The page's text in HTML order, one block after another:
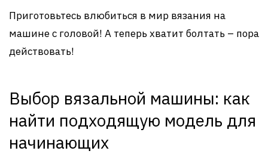
Приготовьтесь влюбиться в мир вязания на
машине с головой! А теперь хватит болтать – пора
действовать!
Выбор вязальной машины: как
найти подходящую модель для
начинающих